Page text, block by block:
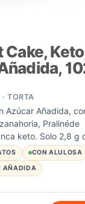
TORTA
Azúcar Añadida,
Pralinéde
keto. Solo 2,8 g
porción. Unidad
CON ALULOSA
AÑADIDA